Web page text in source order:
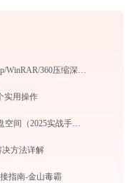
2026压缩软件排行榜：7-Zip/Bandizip/WinRAR/360压缩深度对比
实用操作
10个必学的CMD命令：彻底清理C盘空间（2025实战手册）
决方法详解
指南-金山毒霸